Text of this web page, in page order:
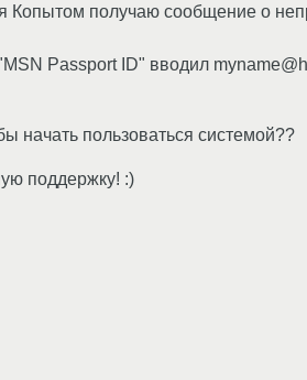
Копытом получаю сообщение о
Passport ID" вводил
начать пользоваться системой??
поддержку! :)